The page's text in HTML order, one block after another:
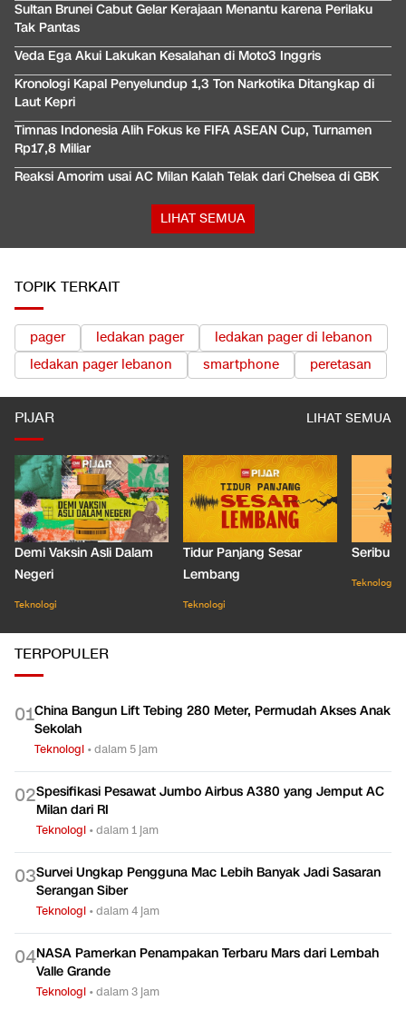
Sultan Brunei Cabut Gelar Kerajaan Menantu karena Perilaku
Tak Pantas
Veda Ega Akui Lakukan Kesalahan di Moto3 Inggris
Kronologi Kapal Penyelundup 1,3 Ton Narkotika Ditangkap di
Laut Kepri
Timnas Indonesia Alih Fokus ke FIFA ASEAN Cup, Turnamen
Rp17,8 Miliar
Reaksi Amorim usai AC Milan Kalah Telak dari Chelsea di GBK
LIHAT SEMUA
TOPIK TERKAIT
pager ledakan pager
ledakan pager di lebanon
ledakan pager lebanon
smartphone peretasan
PIJAR LIHAT SEMUA
Demi Vaksin Asli Dalam
Negeri
Teknologi
Tidur Panjang Sesar
Lembang
Teknologi
Seribu
Teknologi
TERPOPULER
01China Bangun Lift Tebing 280 Meter, Permudah Akses Anak
Sekolah
Teknologi •dalam 5 jam
02Spesifikasi Pesawat Jumbo Airbus A380 yang Jemput AC
Milan dari RI
Teknologi •dalam 1 jam
03Survei Ungkap Pengguna Mac Lebih Banyak Jadi Sasaran
Serangan Siber
Teknologi •dalam 4 jam
04NASA Pamerkan Penampakan Terbaru Mars dari Lembah
Valle Grande
Teknologi •dalam 3 jam